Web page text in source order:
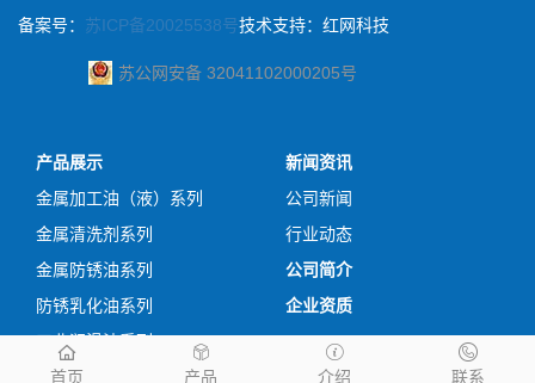
首页 产品 介绍 联系
备案号： 苏ICP备20025538号技术支持：红网科技
苏公网安备 32041102000205号
产品展示
金属加工油（液）系列
金属清洗剂系列
金属防锈油系列
防锈乳化油系列
工业润滑油系列
新闻资讯
公司新闻
行业动态
公司简介
企业资质